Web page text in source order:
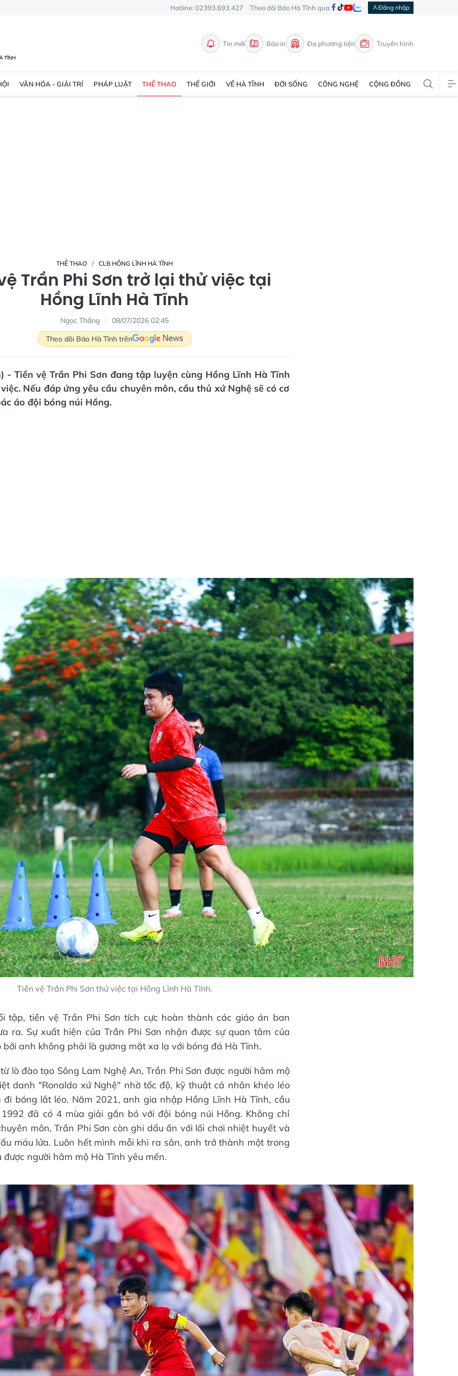
Hotline: 02393.693.427 Theo dõi Báo Hà Tĩnh qua Đăng nhập
Tin mới Báo in Đa phương tiện Truyền hình
VĂN HÓA - GIẢI TRÍ PHÁP LUẬT THỂ THAO THẾ GIỚI VỀ HÀ TĨNH ĐỜI SỐNG CÔNG NGHỆ CỘNG ĐỒNG
THỂ THAO CLB HỒNG LĨNH HÀ TĨNH
Trần Phi Sơn trở lại thử việc tại
Hồng Lĩnh Hà Tĩnh
Ngọc Thắng
08/07/2026 02:45
Theo dõi Báo Hà Tĩnh trên
- Tiền vệ Trần Phi Sơn đang tập luyện cùng Hồng Lĩnh Hà Tĩnh
Nếu đáp ứng yêu cầu chuyên môn, cầu thủ xứ Nghệ sẽ có cơ
áo đội bóng núi Hồng.
Tiền vệ Trần Phi Sơn thử việc tại Hồng Lĩnh Hà Tĩnh.
tập, tiền vệ Trần Phi Sơn tích cực hoàn thành các giáo án ban
ra. Sự xuất hiện của Trần Phi Sơn nhận được sự quan tâm của
bởi anh không phải là gương mặt xa lạ với bóng đá Hà Tĩnh.
lò đào tạo Sông Lam Nghệ An, Trần Phi Sơn được người hâm mộ
danh "Ronaldo xứ Nghệ" nhờ tốc độ, kỹ thuật cá nhân khéo léo
bóng lắt léo. Năm 2021, anh gia nhập Hồng Lĩnh Hà Tĩnh, cầu
đã có 4 mùa giải gắn bó với đội bóng núi Hồng. Không chỉ
môn, Trần Phi Sơn còn ghi dấu ấn với lối chơi nhiệt huyết và
máu lửa. Luôn hết mình mỗi khi ra sân, anh trở thành một trong
người hâm mộ Hà Tĩnh yêu mến.